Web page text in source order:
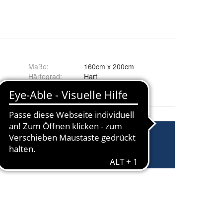
Maße:
160cm x 200cm
Härtegrad: Hart